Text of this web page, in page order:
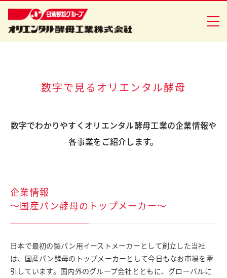
お問い合わせ
English
企業情報
バイオ事業
CSR活動
数字で見るオリエンタル酵母
数字でわかりやすくオリエンタル酵母工業の企業情報や
各事業をご紹介します。
企業情報
～国産パン酵母のトップメーカー～
日本で最初の製パン用イーストメーカーとして創立した当社
は、国産パン酵母のトップメーカーとして今日もなお市場を牽
引しています。国内外のグループ会社とともに、グローバルに